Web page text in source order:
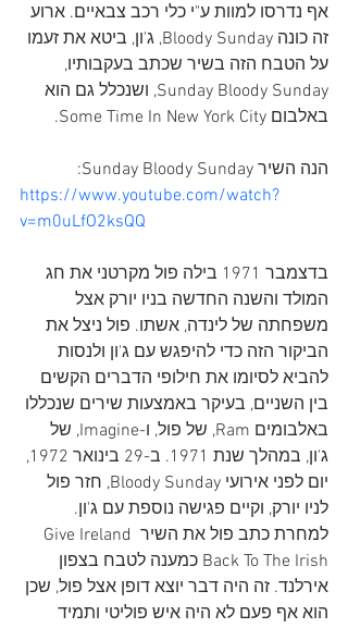
אף נדרסו למוות ע"י כלי רכב צבאיים. ארוע
זה כונה Bloody Sunday, ג'ון, ביטא את זעמו
על הטבח הזה בשיר שכתב בעקבותיו,
Sunday Bloody Sunday, ושנכלל גם הוא
באלבום Some Time In New York City.
הנה השיר Sunday Bloody Sunday:
https://www.youtube.com/watch?
v=m0uLfO2ksQQ
בדצמבר 1971 בילה פול מקרטני את חג
המולד והשנה החדשה בניו יורק אצל
משפחתה של לינדה, אשתו. פול ניצל את
הביקור הזה כדי להיפגש עם ג'ון ולנסות
להביא לסיומו את חילופי הדברים הקשים
בין השניים, בעיקר באמצעות שירים שנכללו
באלבומים Ram, של פול, ו-Imagine, של
ג'ון, במהלך שנת 1971. ב-29 בינואר 1972,
יום לפני אירועי Bloody Sunday, חזר פול
לניו יורק, וקיים פגישה נוספת עם ג'ון.
למחרת כתב פול את השיר Give Ireland
Back To The Irish כמענה לטבח בצפון
אירלנד. זה היה דבר יוצא דופן אצל פול, שכן
הוא אף פעם לא היה איש פוליטי ותמיד